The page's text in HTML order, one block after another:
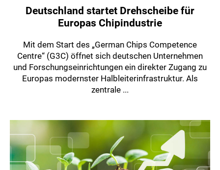
Deutschland startet Drehscheibe für
Europas Chipindustrie
Mit dem Start des „German Chips Competence
Centre“ (G3C) öffnet sich deutschen Unternehmen
und Forschungseinrichtungen ein direkter Zugang zu
Europas modernster Halbleiterinfrastruktur. Als
zentrale ...